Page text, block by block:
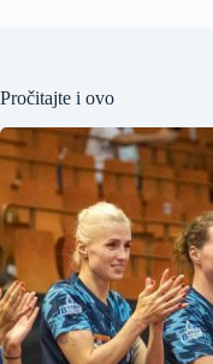
Pročitajte i ovo